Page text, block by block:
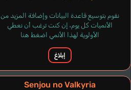
Roach Sarah
إنجليزي
Hirakawa Daisuke
نقوم بتوسيع قاعدة البيانات وإضافة المزيد من
الأنميات كل يوم، إن كنت ترغب أن نعطي
الأولوية لهذا الأنمي اضغط هنا
إبلاغ
Senjou no Valkyria